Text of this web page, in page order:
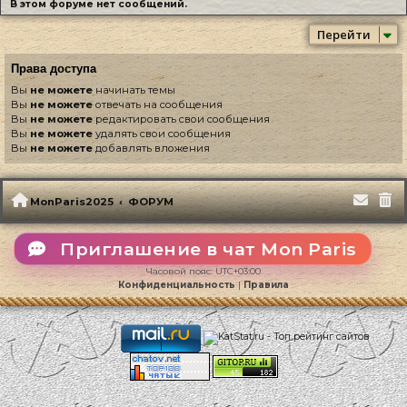
В этом форуме нет сообщений.
Перейти
Права доступа
Выне можете начинать темы
Вы не можетеотвечать на сообщения
Вы не можетередактировать свои сообщения
Вы не можете удалять свои сообщения
Вы не можетедобавлять вложения
MonParis2025 ФОРУМ
Приглашение в чат Mon Paris
Часовой пояс:UTC+03:00
Конфиденциальность|Правила